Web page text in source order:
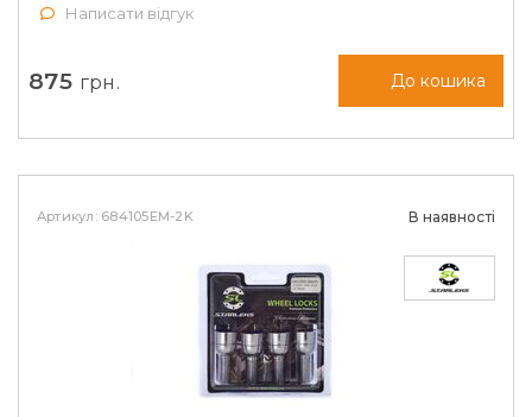
Написати відгук
875 грн. До кошика
Артикул: 684105EM-2Key В наявності